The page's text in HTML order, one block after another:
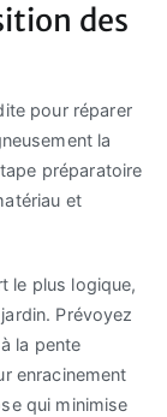
des
pour réparer
la
préparatoire
et
le plus logique,
Prévoyez
la pente
enracinement
qui minimise